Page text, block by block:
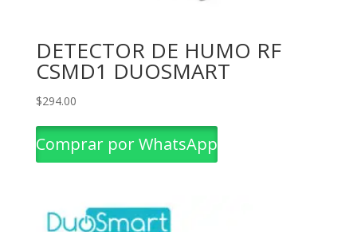
DETECTOR DE HUMO RF
CSMD1 DUOSMART
$294.00
Comprar por WhatsApp